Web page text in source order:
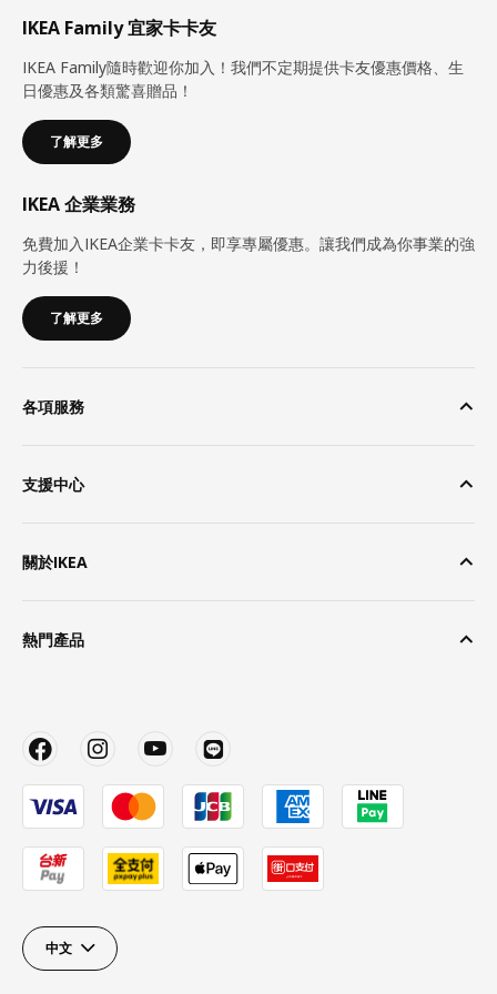
IKEA Family 宜家卡卡友
IKEA Family隨時歡迎你加入！我們不定期提供卡友優惠價格、生
日優惠及各類驚喜贈品！
了解更多
IKEA 企業業務
免費加入IKEA企業卡卡友，即享專屬優惠。讓我們成為你事業的強
力後援！
了解更多
各項服務
支援中心
關於IKEA
熱門產品
中文